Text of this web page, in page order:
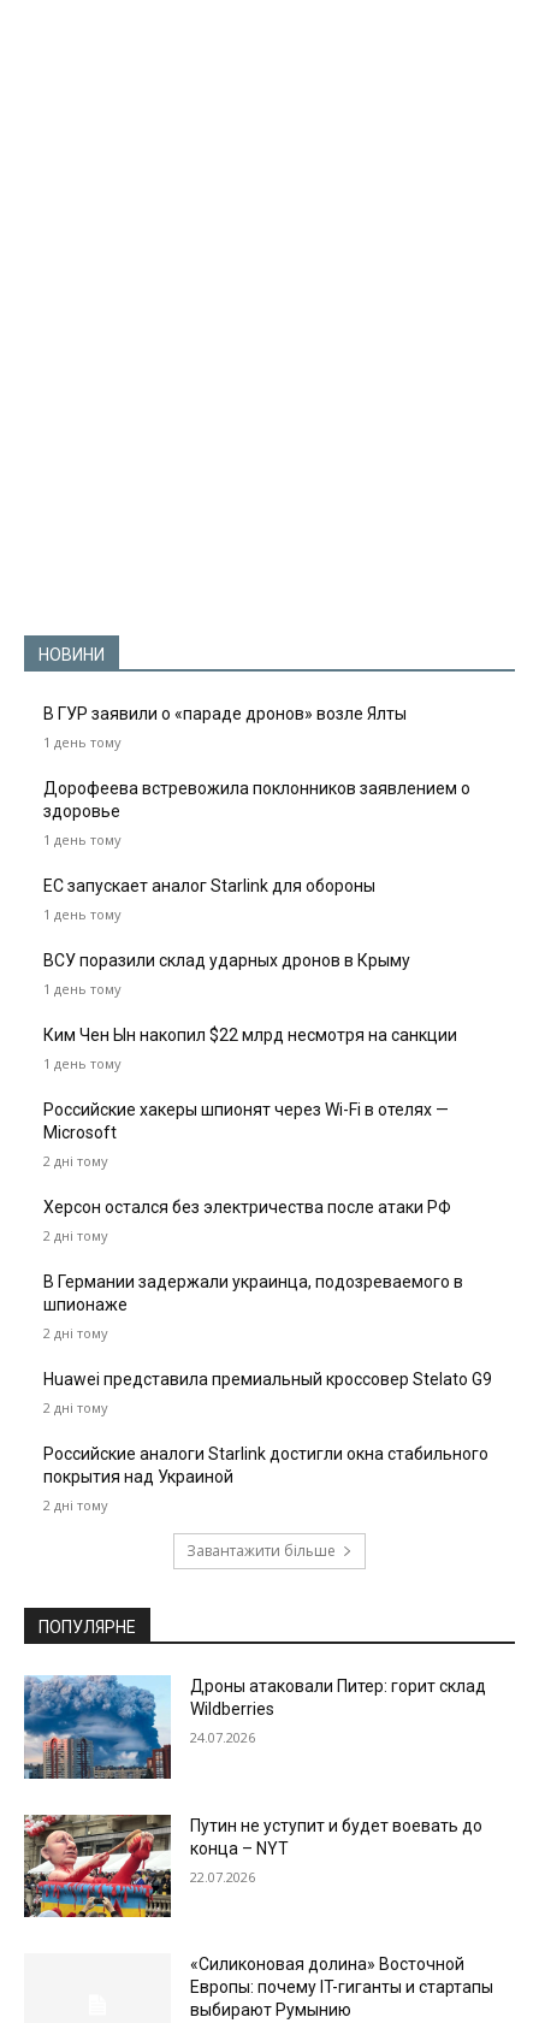
НОВИНИ
В ГУР заявили о «параде дронов» возле Ялты
1 день тому
Дорофеева встревожила поклонников заявлением о
здоровье
1 день тому
ЕС запускает аналог Starlink для обороны
1 день тому
ВСУ поразили склад ударных дронов в Крыму
1 день тому
Ким Чен Ын накопил $22 млрд несмотря на санкции
1 день тому
Российские хакеры шпионят через Wi-Fi в отелях —
Microsoft
2 дні тому
Херсон остался без электричества после атаки РФ
2 дні тому
В Германии задержали украинца, подозреваемого в
шпионаже
2 дні тому
Huawei представила премиальный кроссовер Stelato G9
2 дні тому
Российские аналоги Starlink достигли окна стабильного
покрытия над Украиной
2 дні тому
Завантажити більше
ПОПУЛЯРНЕ
Дроны атаковали Питер: горит склад
Wildberries
24.07.2026
Путин не уступит и будет воевать до
конца – NYT
22.07.2026
«Силиконовая долина» Восточной
Европы: почему IT-гиганты и стартапы
выбирают Румынию